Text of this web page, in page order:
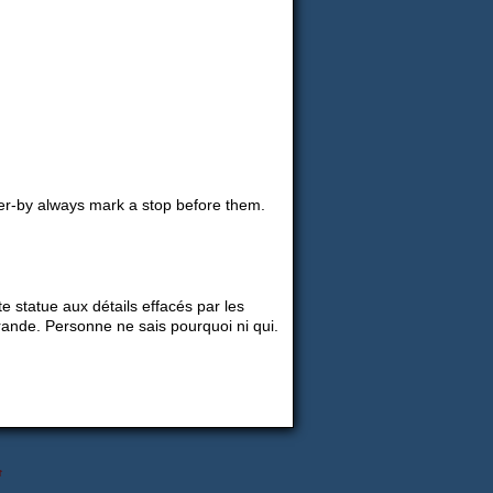
by always mark a stop before them.
statue aux détails effacés par les
Personne ne sais pourquoi ni qui.